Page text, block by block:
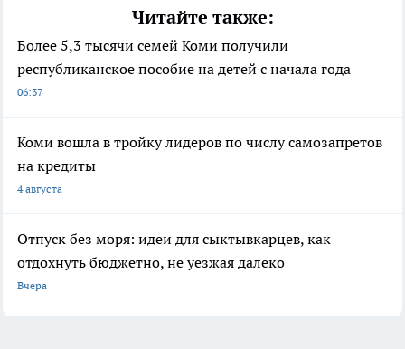
Читайте также:
Более 5,3 тысячи семей Коми получили
республиканское пособие на детей с начала года
06:37
Коми вошла в тройку лидеров по числу самозапретов
на кредиты
4 августа
Отпуск без моря: идеи для сыктывкарцев, как
отдохнуть бюджетно, не уезжая далеко
Вчера